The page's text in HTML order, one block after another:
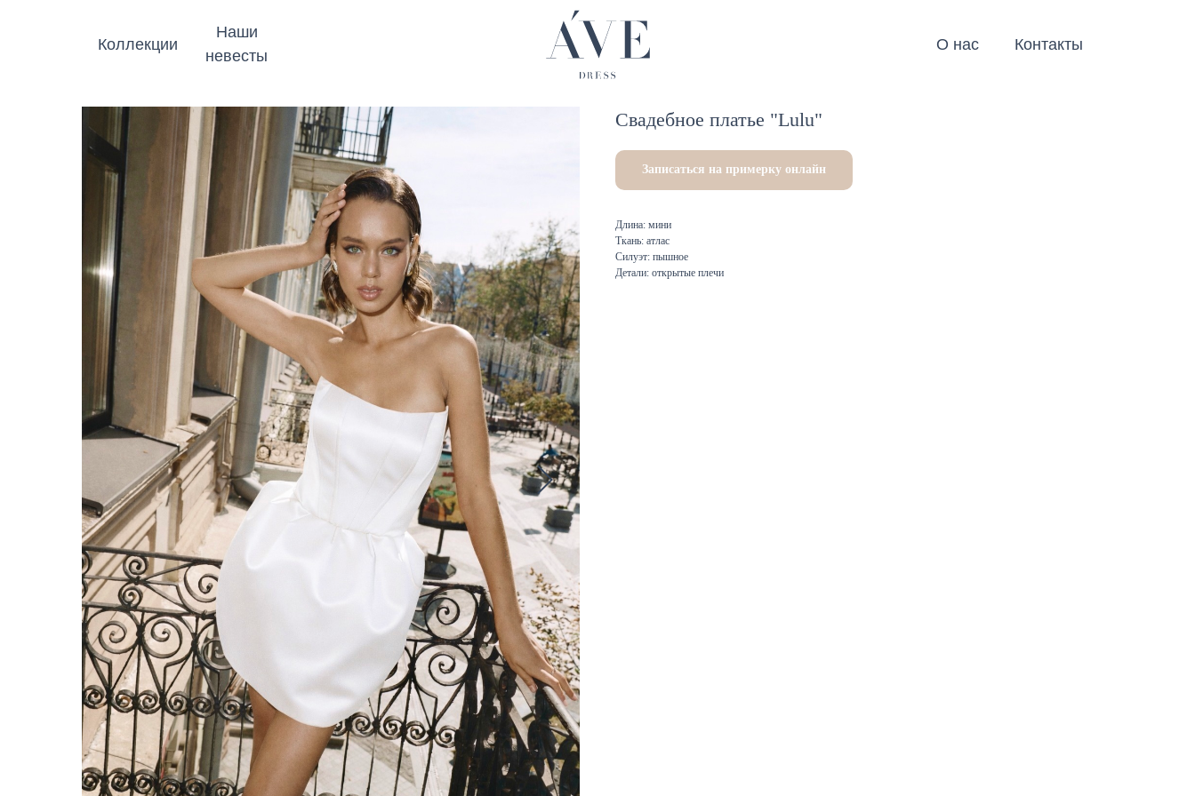
Коллекции
Наши
невесты
О нас Контакты
Свадебное платье "Lulu"
Записаться на примерку онлайн
Длина: мини
Ткань: атлас
Силуэт: пышное
Детали: открытые плечи